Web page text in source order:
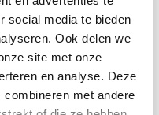
social media te bieden
Ook delen we
site met onze
en analyse. Deze
met andere
de traduction
page par un
N’hésitez pas à
avez des questions!